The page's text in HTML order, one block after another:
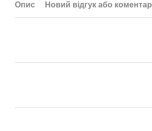
Опис Новий відгук або коментар